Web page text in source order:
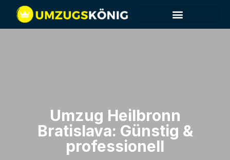
Umzug Heilbronn​
Bratislava: Günstig &
professionell​